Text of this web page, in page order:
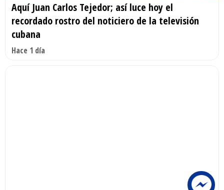
Aquí Juan Carlos Tejedor; así luce hoy el
recordado rostro del noticiero de la televisión
cubana
Hace 1 día